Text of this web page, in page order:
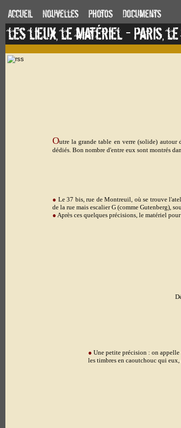
Accueil Nouvelles Photos Documents
les lieux, le matériel - Paris,
Outre la grande table en verre (solide) autour
dédiés. Bon nombre d'entre eux sont montrés
● Le 37 bis, rue de Montreuil, où se trouve
de la rue mais escalier G (comme Gutenberg),
● Après ces quelques précisions, le matériel
● Une petite précision : on appelle
les timbres en caoutchouc qui